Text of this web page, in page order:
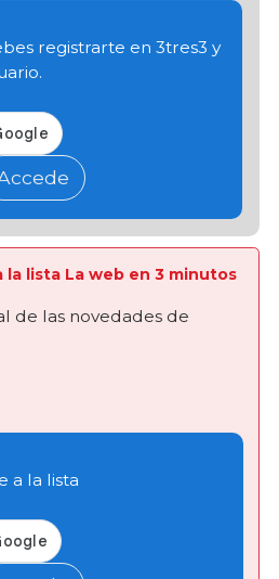
registrarte en 3tres3 y
la lista La web en 3 minutos
de las novedades de
a la lista